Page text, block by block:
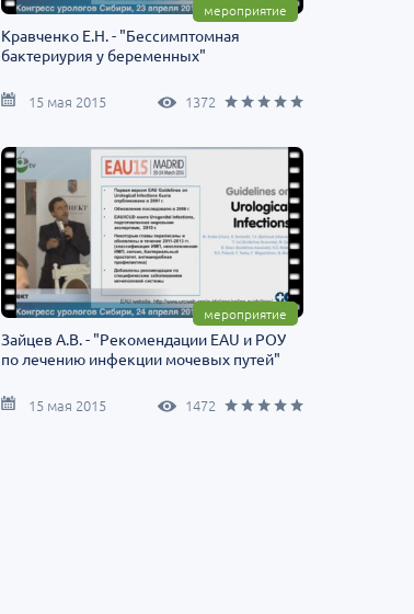
мероприятие
Кравченко Е.Н. - "Бессимптомная
бактериурия у беременных"
15 мая 2015 1372
мероприятие
Зайцев А.В. - "Рекомендации EAU и РОУ
по лечению инфекции мочевых путей"
15 мая 2015 1472